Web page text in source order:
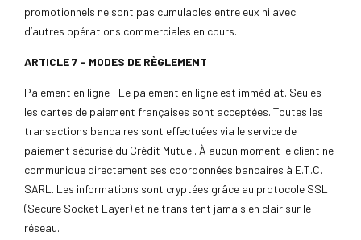
promotionnels ne sont pas cumulables entre eux ni avec
d’autres opérations commerciales en cours.
ARTICLE 7 – MODES DE RÈGLEMENT
Paiement en ligne : Le paiement en ligne est immédiat. Seules
les cartes de paiement françaises sont acceptées. Toutes les
transactions bancaires sont effectuées via le service de
paiement sécurisé du Crédit Mutuel. À aucun moment le client ne
communique directement ses coordonnées bancaires à E.T.C.
SARL. Les informations sont cryptées grâce au protocole SSL
(Secure Socket Layer) et ne transitent jamais en clair sur le
réseau.